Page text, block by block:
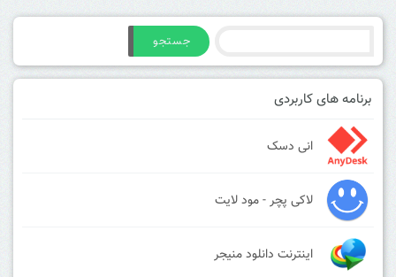
جستجو
برنامه های کاربردی
انی دسک
لاکی پچر - مود لایت
اینترنت دانلود منیجر